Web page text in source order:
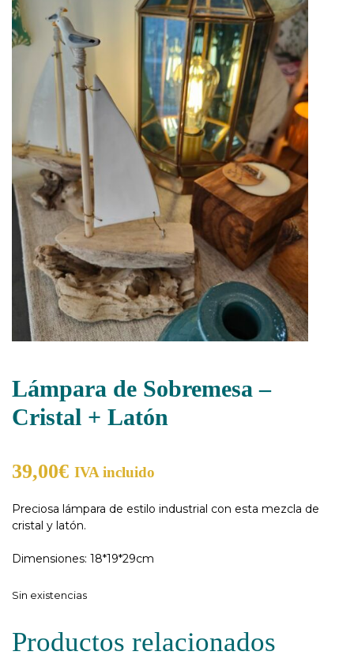
Lámpara de Sobremesa –
Cristal + Latón
39,00€ IVA incluido
Preciosa lámpara de estilo industrial con esta mezcla de
cristal y latón.
Dimensiones: 18*19*29cm
Sin existencias
Productos relacionados